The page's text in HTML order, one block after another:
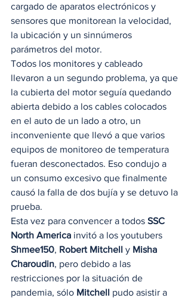
cargado de aparatos electrónicos y
sensores que monitorean la velocidad,
la ubicación y un sinnúmeros
parámetros del motor.
Todos los monitores y cableado
llevaron a un segundo problema, ya que
la cubierta del motor seguía quedando
abierta debido a los cables colocados
en el auto de un lado a otro, un
inconveniente que llevó a que varios
equipos de monitoreo de temperatura
fueran desconectados. Eso condujo a
un consumo excesivo que finalmente
causó la falla de dos bujía y se detuvo la
prueba.
Esta vez para convencer a todos SSC
North America invitó a los youtubers
Shmee150, Robert Mitchell y Misha
Charoudin, pero debido a las
restricciones por la situación de
pandemia, sólo Mitchell pudo asistir a